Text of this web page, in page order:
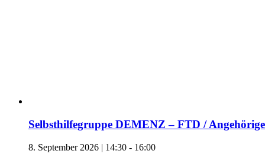
Selbsthilfegruppe DEMENZ – FTD /
8. September 2026 | 14:30 - 16:00